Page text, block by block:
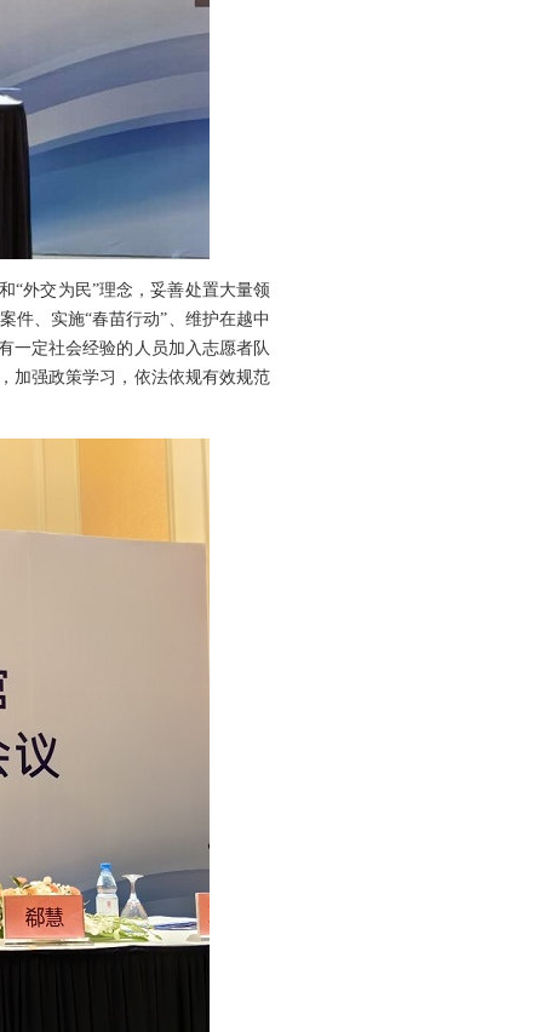
“外交为民”理念，妥善处置大量领
件、实施“春苗行动”、维护在越中
一定社会经验的人员加入志愿者队
加强政策学习，依法依规有效规范